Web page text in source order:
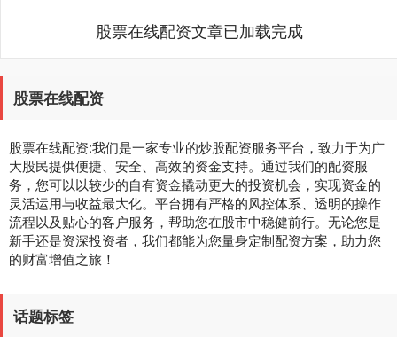
股票在线配资文章已加载完成
股票在线配资
股票在线配资:我们是一家专业的炒股配资服务平台，致力于为广
大股民提供便捷、安全、高效的资金支持。通过我们的配资服
务，您可以以较少的自有资金撬动更大的投资机会，实现资金的
灵活运用与收益最大化。平台拥有严格的风控体系、透明的操作
流程以及贴心的客户服务，帮助您在股市中稳健前行。无论您是
新手还是资深投资者，我们都能为您量身定制配资方案，助力您
的财富增值之旅！
话题标签